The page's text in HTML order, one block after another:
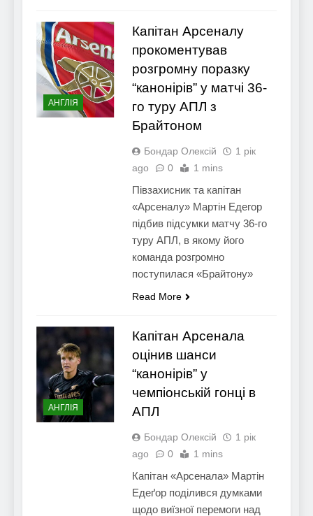
АНГЛІЯ
Капітан Арсеналу
прокоментував
розгромну поразку
“канонірів” у матчі 36-
го туру АПЛ з
Брайтоном
Бондар Олексій
1 рік
ago
0 1 mins
Півзахисник та капітан
«Арсеналу» Мартін Едегор
підбив підсумки матчу 36-го
туру АПЛ, в якому його
команда розгромно
поступилася «Брайтону»
Read More
АНГЛІЯ
Капітан Арсенала
оцінив шанси
“канонірів” у
чемпіонській гонці в
АПЛ
Бондар Олексій
1 рік
ago
0 1 mins
Капітан «Арсенала» Мартін
Едеґор поділився думками
щодо виїзної перемоги над